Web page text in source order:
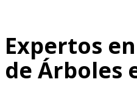
Expertos
de Árboles